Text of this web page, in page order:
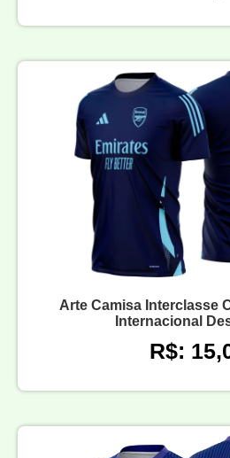
Arte Camisa Interclasse
Internacional
R$: